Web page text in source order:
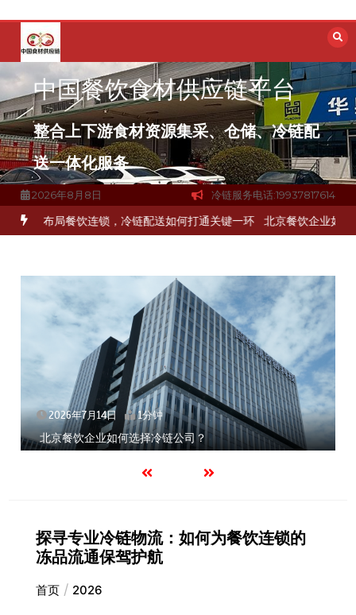
容
中国餐饮食材供应链平台
整合上下游食材资源集采、仓储、冷链配
送一体化服务
2026年8月8日 冷链服务电话:19937817614
通难题？ 杭州中央厨房布局餐饮连锁，冷链配送如何打通关键一环
2026年7月14日 1分钟
北京餐饮企业如何选择冷链公司？
探寻专业冷链物流：如何为餐饮连锁的
冻品流通保驾护航
首页 2026